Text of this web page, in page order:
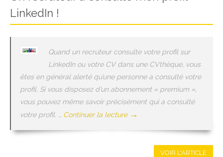
LinkedIn !
Quand un recruteur consulte votre profil sur
LinkedIn ou votre CV dans une CVthèque, vous
êtes en général alerté qu’une personne a consulté votre
profil. Si vous disposez d’un abonnement « premium »,
vous pouvez même savoir précisément qui a consulté
votre profil. … Continuer la lecture →
VOIR L'ARTICLE